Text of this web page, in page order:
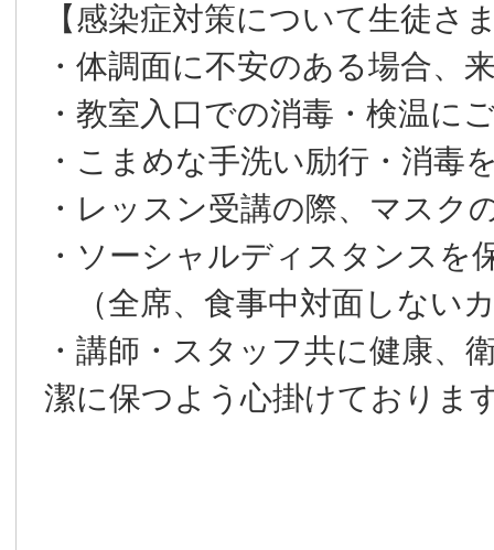
【感染症対策について生徒さ
・体調面に不安のある場合、
・教室入口での消毒・検温に
・こまめな手洗い励行・消毒
・レッスン受講の際、マスク
・ソーシャルディスタンス
（全席、食事中対面しない
・講師・スタッフ共に健康、
潔に保つよう心掛けておりま